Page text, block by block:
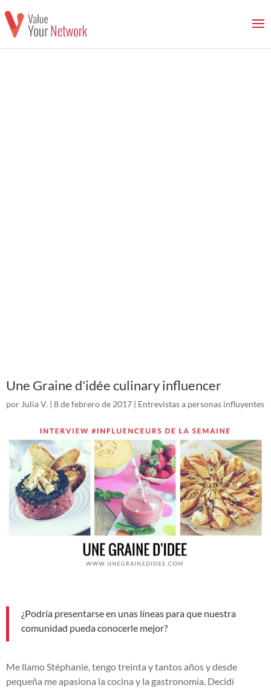
Une Graine d'idée culinary influencer
por Julia V. | 8 de febrero de 2017 | Entrevistas a personas influyentes
¿Podría presentarse en unas líneas para que nuestra
comunidad pueda conocerle mejor?
Me llamo Stéphanie, tengo treinta y tantos años y desde
pequeña me apasiona la cocina y la gastronomía. Decidí